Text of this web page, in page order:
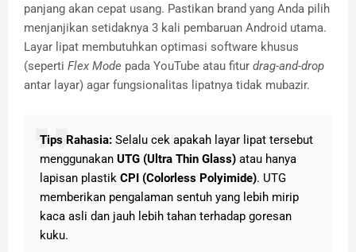
panjang akan cepat usang. Pastikan brand yang Anda pilih
menjanjikan setidaknya 3 kali pembaruan Android utama.
Layar lipat membutuhkan optimasi software khusus
(seperti Flex Mode pada YouTube atau fitur drag-and-drop
antar layar) agar fungsionalitas lipatnya tidak mubazir.
Tips Rahasia: Selalu cek apakah layar lipat tersebut
menggunakan UTG (Ultra Thin Glass) atau hanya
lapisan plastik CPI (Colorless Polyimide). UTG
memberikan pengalaman sentuh yang lebih mirip
kaca asli dan jauh lebih tahan terhadap goresan
kuku.